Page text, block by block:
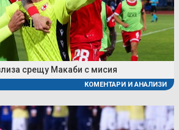
срещу Макаби с мисия
КОМЕНТАРИ И АНАЛИЗИ